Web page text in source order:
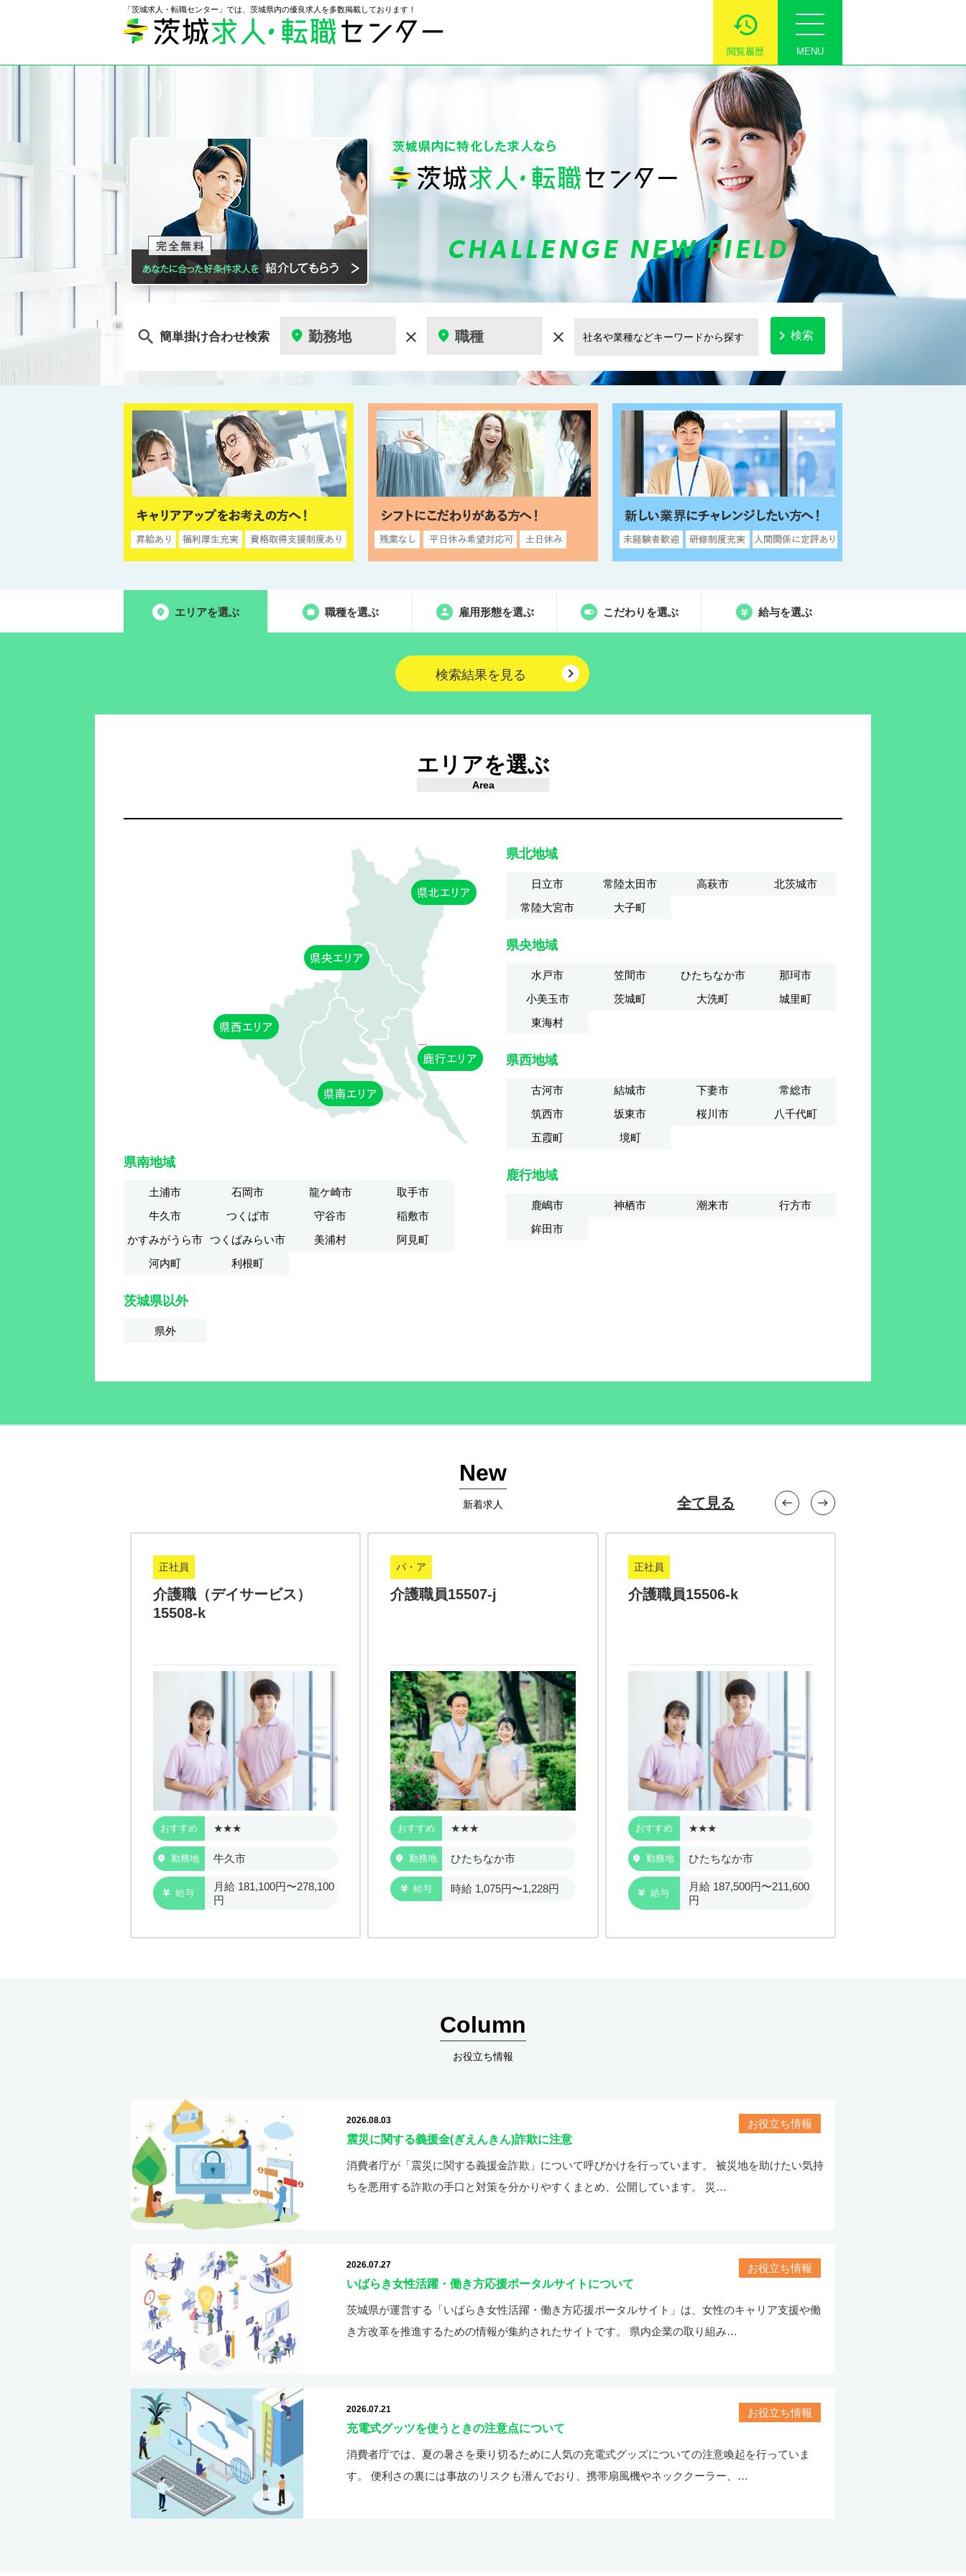
「茨城求人・転職センター」では、茨城県内の優良求人を多数掲載しております！
MENU
閲覧履歴
簡単掛け合わせ検索 勤務地  職種   検索
エリアを選ぶ 職種を選ぶ 雇用形態を選ぶ こだわりを選ぶ 給与を選ぶ
検索結果を見る 
エリアを選ぶ
Area
県南地域
土浦市 石岡市 龍ケ崎市
取手市
牛久市
つくば市 守谷市
稲敷市
かすみがうら市 つくばみらい市 美浦村
阿見町
河内町
利根町
茨城県以外
県外
県北地域
日立市 常陸太田市 高萩市
北茨城市
常陸大宮市
大子町
県央地域
水戸市 笠間市 ひたちなか市
那珂市
小美玉市
茨城町 大洗町
城里町
東海村
県西地域
古河市 結城市 下妻市
常総市
筑西市
坂東市 桜川市
八千代町
五霞町
境町
鹿行地域
鹿嶋市 神栖市 潮来市
行方市
鉾田市
New
新着求人 全て見る
正社員
介護職（デイサービス）
15508-k
おすすめ ★★★
勤務地 牛久市
給与
月給 181,100円〜278,100
円
パ・ア
介護職員15507-j
おすすめ ★★★
勤務地 ひたちなか市
給与 時給 1,075円〜1,228円
正社員
介護職員15506-k
おすすめ ★★★
勤務地 ひたちなか市
給与
月給 187,500円〜211,600
円
east
west
Column
お役立ち情報
2026.08.03
お役立ち情報
震災に関する義援金(ぎえんきん)詐欺に注意
消費者庁が「震災に関する義援金詐欺」について呼びかけを行っています。 被災地を助けたい気持
ちを悪用する詐欺の手口と対策を分かりやすくまとめ、公開しています。 災…
2026.07.27
お役立ち情報
いばらき女性活躍・働き方応援ポータルサイトについて
茨城県が運営する「いばらき女性活躍・働き方応援ポータルサイト」は、女性のキャリア支援や働
き方改革を推進するための情報が集約されたサイトです。 県内企業の取り組み…
2026.07.21
お役立ち情報
充電式グッツを使うときの注意点について
消費者庁では、夏の暑さを乗り切るために人気の充電式グッズについての注意喚起を行っていま
す。 便利さの裏には事故のリスクも潜んでおり、携帯扇風機やネッククーラー、…